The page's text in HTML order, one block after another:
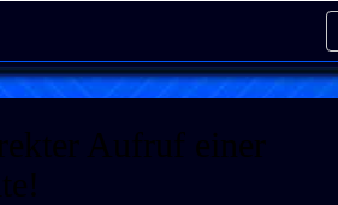
Aufruf einer